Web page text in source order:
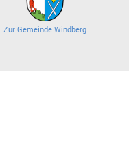
Zur Gemeinde Windberg